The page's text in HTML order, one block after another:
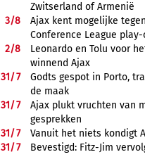
Zwitserland of Armenië
3/8
Ajax kent mogelijke
Conference League
2/8
Leonardo en Tolu voor
winnend Ajax
31/7
Godts gespot in Porto,
de maak
31/7
Ajax plukt vruchten van
gesprekken
31/7
Vanuit het niets kondigt
31/7 Bevestigd: Fitz-Jim